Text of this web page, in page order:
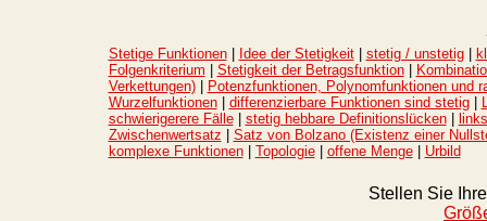
Stetige Funktionen| Idee der Stetigkeit| stetig / unstetig|
Folgenkriterium
Stetigkeit der Betragsfunktion|
Verkettungen)|
Potenzfunktionen, Polynomfunktionen und
Wurzelfunktionen| differenzierbare Funktionen sind stetig|
schwierigerere Fälle| stetig hebbare Definitionslücken|
Zwischenwertsatz
Satz von Bolzano (Existenz einer
komplexe Funktionen| Topologie| offene Menge| Urbild
Stellen Sie